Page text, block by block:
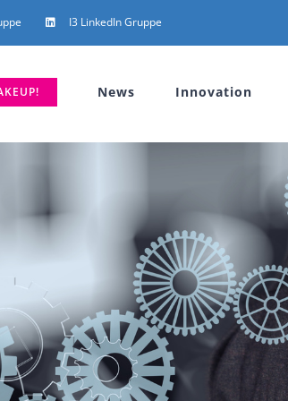
I3 LinkedIn Gruppe
News Innovation